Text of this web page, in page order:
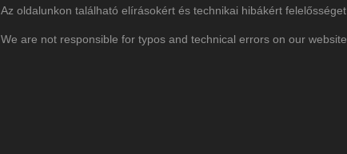
Az oldalunkon található elírásokért és technikai hibákért
We are not responsible for typos and technical errors on our website.